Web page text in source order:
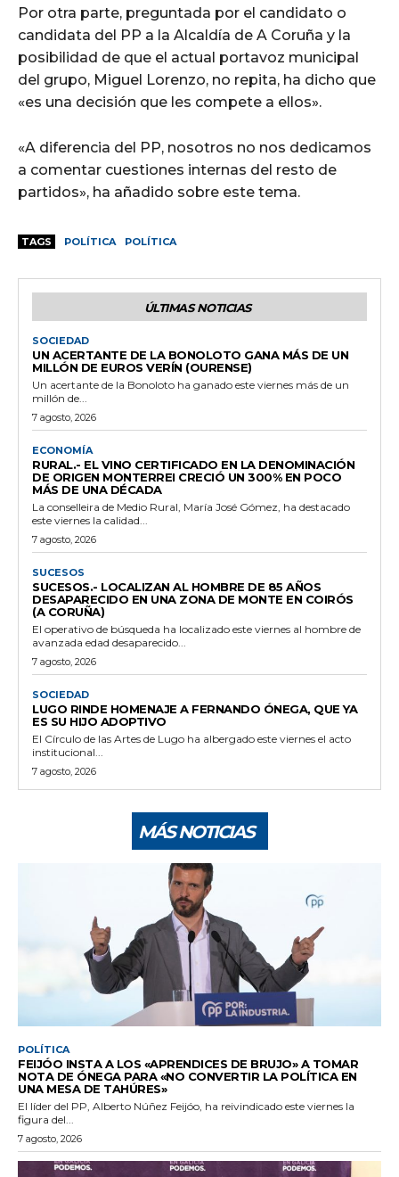
Por otra parte, preguntada por el candidato o
candidata del PP a la Alcaldía de A Coruña y la
posibilidad de que el actual portavoz municipal
del grupo, Miguel Lorenzo, no repita, ha dicho que
«es una decisión que les compete a ellos».
«A diferencia del PP, nosotros no nos dedicamos
a comentar cuestiones internas del resto de
partidos», ha añadido sobre este tema.
TAGS POLÍTICA POLÍTICA
ÚLTIMAS NOTICIAS
SOCIEDAD
UN ACERTANTE DE LA BONOLOTO GANA MÁS DE UN
MILLÓN DE EUROS VERÍN (OURENSE)
Un acertante de la Bonoloto ha ganado este viernes más de un
millón de...
7 agosto, 2026
ECONOMÍA
RURAL.- EL VINO CERTIFICADO EN LA DENOMINACIÓN
DE ORIGEN MONTERREI CRECIÓ UN 300% EN POCO
MÁS DE UNA DÉCADA
La conselleira de Medio Rural, María José Gómez, ha destacado
este viernes la calidad...
7 agosto, 2026
SUCESOS
SUCESOS.- LOCALIZAN AL HOMBRE DE 85 AÑOS
DESAPARECIDO EN UNA ZONA DE MONTE EN COIRÓS
(A CORUÑA)
El operativo de búsqueda ha localizado este viernes al hombre de
avanzada edad desaparecido...
7 agosto, 2026
SOCIEDAD
LUGO RINDE HOMENAJE A FERNANDO ÓNEGA, QUE YA
ES SU HIJO ADOPTIVO
El Círculo de las Artes de Lugo ha albergado este viernes el acto
institucional...
7 agosto, 2026
MÁS NOTICIAS
POLÍTICA
FEIJÓO INSTA A LOS «APRENDICES DE BRUJO» A TOMAR
NOTA DE ÓNEGA PARA «NO CONVERTIR LA POLÍTICA EN
UNA MESA DE TAHÚRES»
El líder del PP, Alberto Núñez Feijóo, ha reivindicado este viernes la
figura del...
7 agosto, 2026